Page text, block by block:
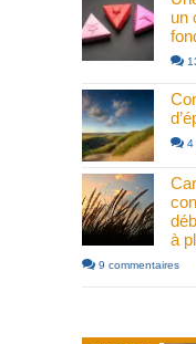
un
4
à
9 commentaires